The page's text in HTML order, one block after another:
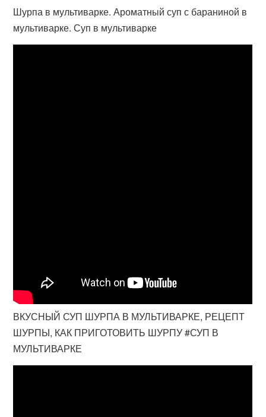
Шурпа в мультиварке. Ароматный суп с бараниной в
мультиварке. Суп в мультиварке
ВКУСНЫЙ СУП ШУРПА В МУЛЬТИВАРКЕ, РЕЦЕПТ
ШУРПЫ, КАК ПРИГОТОВИТЬ ШУРПУ #СУП В
МУЛЬТИВАРКЕ